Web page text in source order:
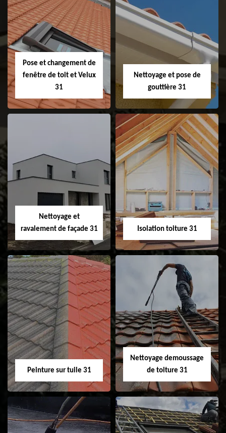
Couvreur 31
Etanchéité de
faitage et faitière
31
Pose et changement de
fenêtre de toit et Velux
31
Pose et
changement de
fenêtre de toit et
Velux 31
Nettoyage et pose de
gouttière 31
Nettoyage et pose
Nettoyage et
ravalement de façade 31
Nettoyage et
ravalement de
façade 31
Isolation toiture 31
Isolation toiture 31
Peinture sur tuile 31
Nettoyage demoussage
de toiture 31